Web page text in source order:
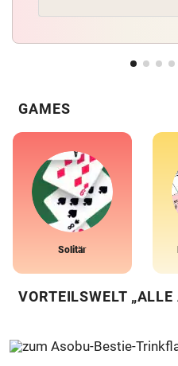
GAMES
Solitär
VORTEILSWELT „ALLE